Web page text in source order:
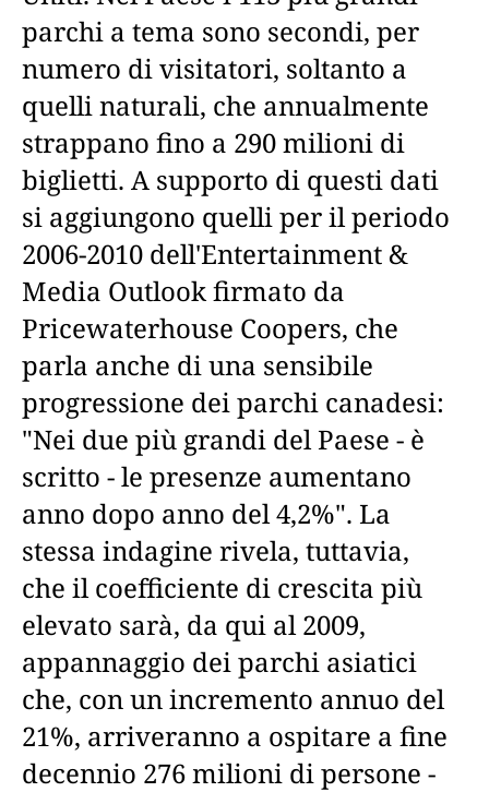
parchi a tema sono secondi, per
numero di visitatori, soltanto a
quelli naturali, che annualmente
strappano fino a 290 milioni di
biglietti. A supporto di questi dati
si aggiungono quelli per il periodo
2006-2010 dell'Entertainment &
Media Outlook firmato da
Pricewaterhouse Coopers, che
parla anche di una sensibile
progressione dei parchi canadesi:
"Nei due più grandi del Paese - è
scritto - le presenze aumentano
anno dopo anno del 4,2%". La
stessa indagine rivela, tuttavia,
che il coefficiente di crescita più
elevato sarà, da qui al 2009,
appannaggio dei parchi asiatici
che, con un incremento annuo del
21%, arriveranno a ospitare a fine
decennio 276 milioni di persone -